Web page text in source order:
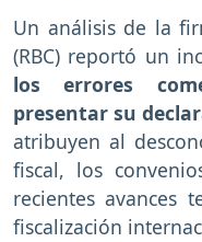
Un análisis de la
(RBC) reportó un
los errores
presentar su
atribuyen al
fiscal, los
recientes avances
fiscalización